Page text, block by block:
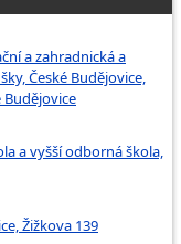
a zahradnická a
České Budějovice,
Budějovice
a vyšší odborná škola,
Žižkova 139